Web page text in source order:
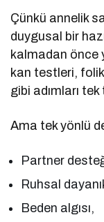
Çünkü annelik
duygusal bir
kalmadan önce
kan testleri, folik
gibi adımları
Ama tek yönlü
Partner
Ruhsal
Beden algısı,